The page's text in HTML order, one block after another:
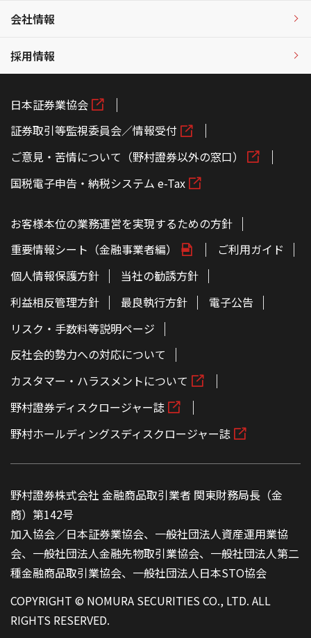
会社情報
採用情報
日本証券業協会
証券取引等監視委員会／情報受付
ご意見・苦情について（野村證券以外の窓口）
国税電子申告・納税システム e-Tax
お客様本位の業務運営を実現するための方針
重要情報シート（金融事業者編）
ご利用ガイド
個人情報保護方針
当社の勧誘方針
利益相反管理方針
最良執行方針
電子公告
リスク・手数料等説明ページ
反社会的勢力への対応について
カスタマー・ハラスメントについて
野村證券ディスクロージャー誌
野村ホールディングスディスクロージャー誌
野村證券株式会社 金融商品取引業者 関東財務局長（金
商）第142号
加入協会／日本証券業協会、一般社団法人資産運用業協
会、一般社団法人金融先物取引業協会、一般社団法人第二
種金融商品取引業協会、一般社団法人日本STO協会
COPYRIGHT © NOMURA SECURITIES CO., LTD. ALL
RIGHTS RESERVED.